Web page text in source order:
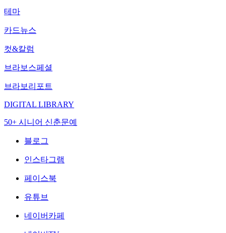
테마
카드뉴스
컷&칼럼
브라보스페셜
브라보리포트
DIGITAL LIBRARY
50+ 시니어 신춘문예
블로그
인스타그램
페이스북
유튜브
네이버카페